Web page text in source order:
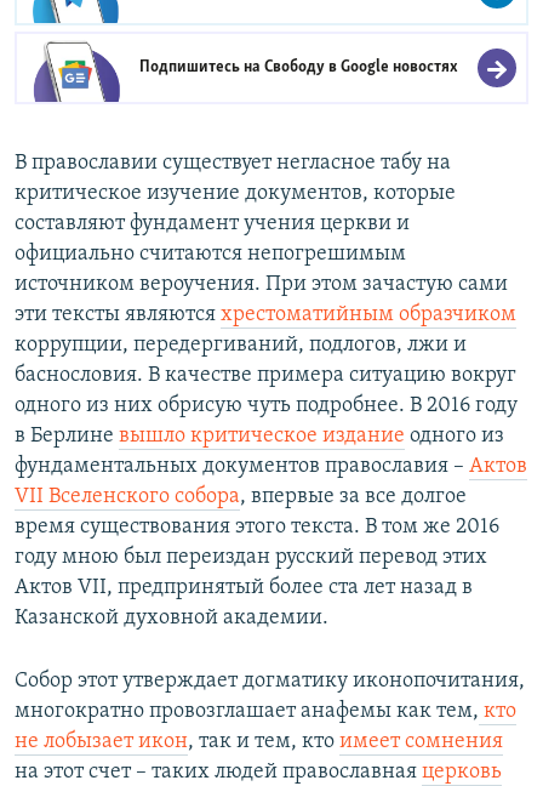
Подпишитесь на Свободу вGoogle новостях
В православии существует негласное табу на
критическое изучение документов, которые
составляют фундамент учения церкви и
официально считаются непогрешимым
источником вероучения. При этом зачастую сами
эти тексты являются хрестоматийным образчиком
коррупции, передергиваний, подлогов, лжи и
баснословия. В качестве примера ситуацию вокруг
одного из них обрисую чуть подробнее. В 2016 году
в Берлине вышло критическое издание одного из
фундаментальных документов православия – Актов
VII Вселенского собора, впервые за все долгое
время существования этого текста. В том же 2016
году мною был переиздан русский перевод этих
Актов VII, предпринятый более ста лет назад в
Казанской духовной академии.
Собор этот утверждает догматику иконопочитания,
многократно провозглашает анафемы как тем, кто
не лобызает икон, так и тем, кто имеет сомнения
на этот счет – таких людей православная церковь